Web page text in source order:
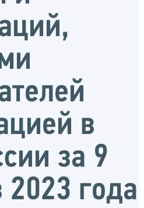
в
за 9
2023 года